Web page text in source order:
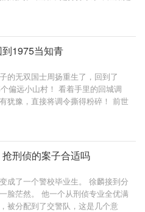
无解的棋局。 他以为自己要在监狱
到在破局的过程中，自己从棋子变
1975当知青
的无双国士周扬重生了，回到了
偏远小山村！ 看着手里的回城调
犹豫，直接将调令撕得粉碎！ 前世
。 重活一世，周扬只想老婆孩子热
刑侦的案子合适吗
成了一个警校毕业生。 徐麟接到分
脸茫然。 他一个从刑侦专业全优满
被分配到了交警队，这是几个意